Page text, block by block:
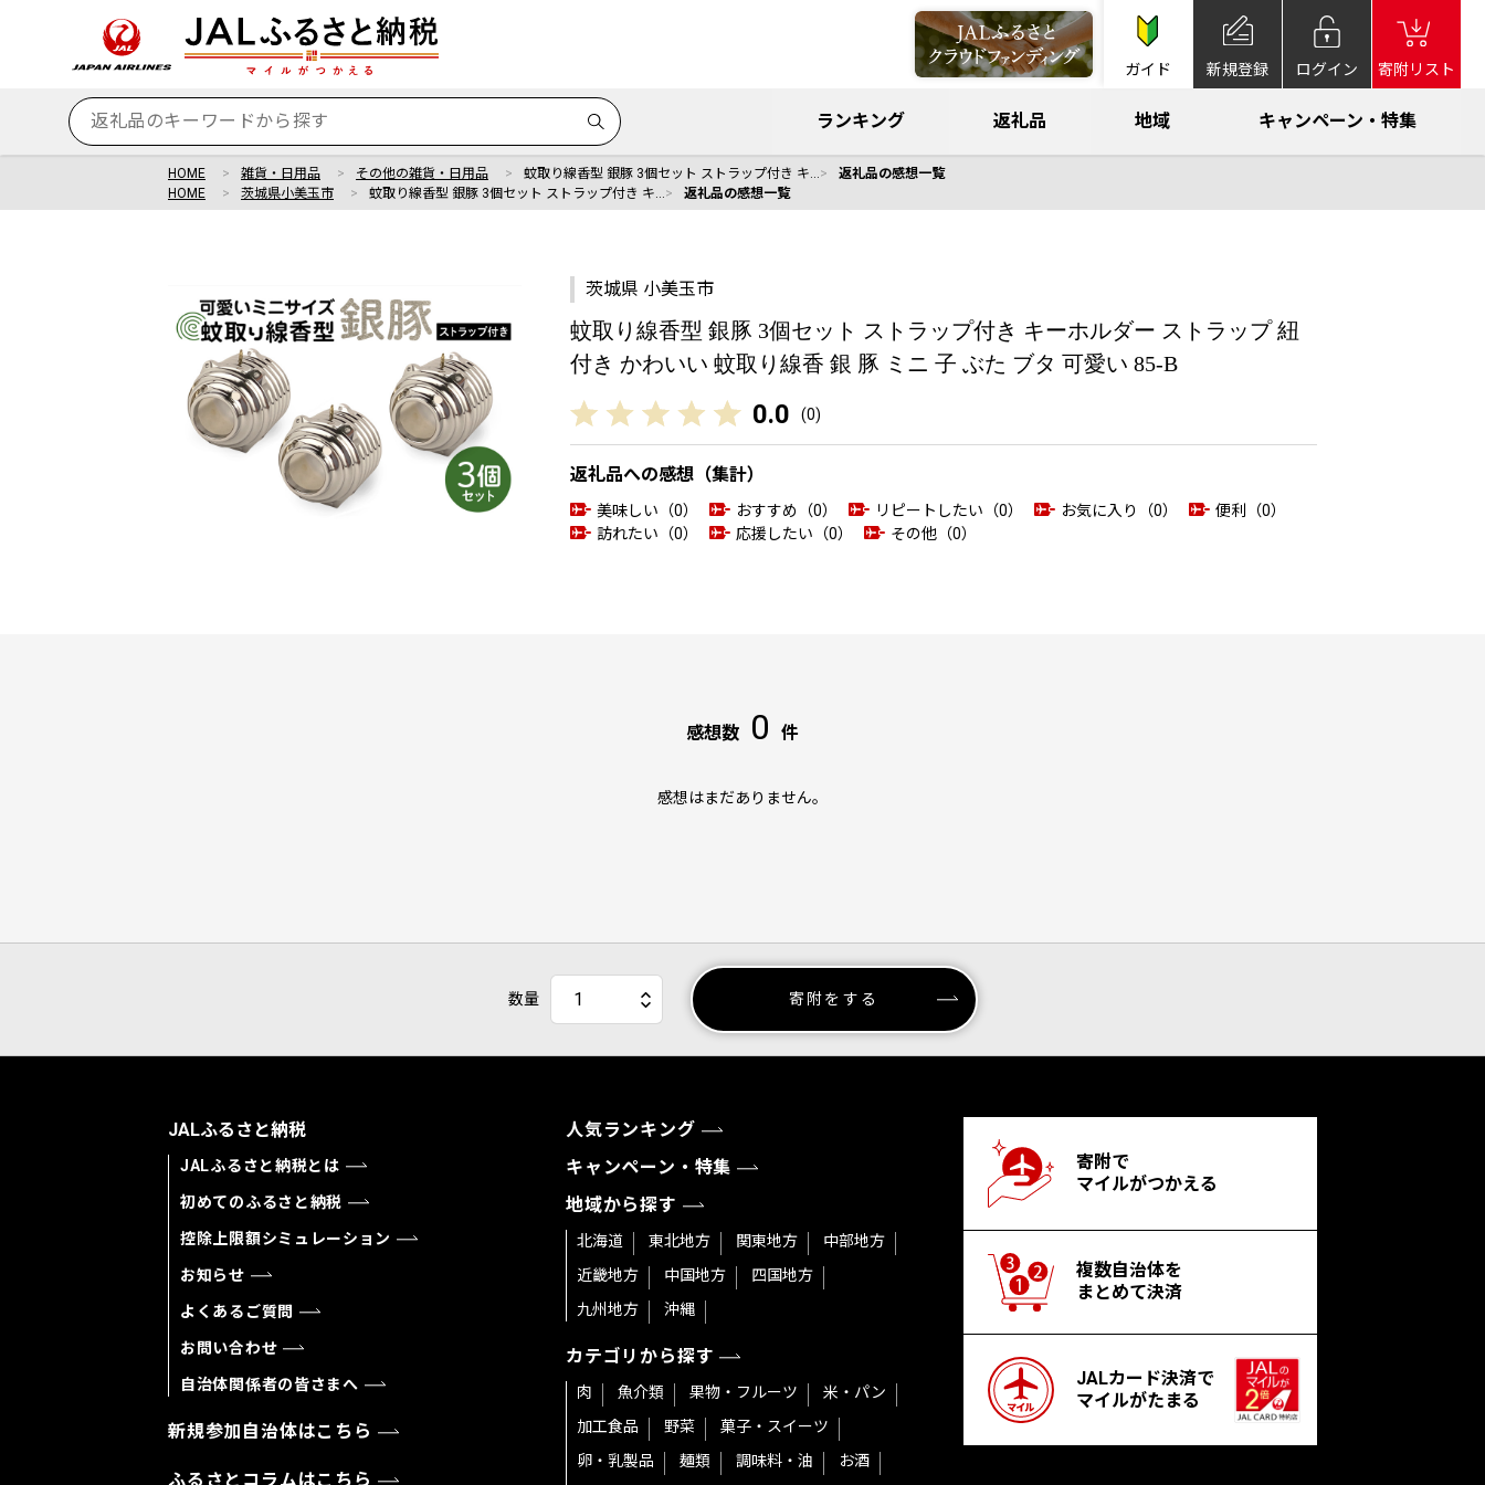
ガイド 新規登録 ログイン 寄附リスト
ランキング 返礼品 地域 キャンペーン・特集
HOME 雑貨・日用品 その他の雑貨・日用品 蚊取り線香型 銀豚 3個セット ストラップ付き キ…
返礼品の感想一覧
HOME
茨城県小美玉市 蚊取り線香型 銀豚 3個セット ストラップ付き キ… 返礼品の感想一覧
茨城県 小美玉市
蚊取り線香型 銀豚 3個セット ストラップ付き キーホルダー ストラップ 紐
付き かわいい 蚊取り線香 銀 豚 ミニ 子 ぶた ブタ 可愛い 85-B
0.0 (0)
返礼品への感想（集計）
美味しい（0） おすすめ（0） リピートしたい（0） お気に入り（0）
便利（0）
訪れたい（0）
応援したい（0） その他（0）
感想数 0 件
感想はまだありません。
数量 寄附をする
JALふるさと納税
JALふるさと納税とは
初めてのふるさと納税
控除上限額シミュレーション
お知らせ
よくあるご質問
お問い合わせ
自治体関係者の皆さまへ
新規参加自治体はこちら
ふるさとコラムはこちら
人気ランキング
キャンペーン・特集
地域から探す
北海道 東北地方 関東地方
中部地方
近畿地方
中国地方
四国地方
九州地方
沖縄
カテゴリから探す
肉 魚介類 果物・フルーツ
米・パン
加工食品
野菜
菓子・スイーツ
卵・乳製品
麺類 調味料・油 お酒
寄附で
マイルがつかえる
複数自治体を
まとめて決済
JALカード決済で
マイルがたまる